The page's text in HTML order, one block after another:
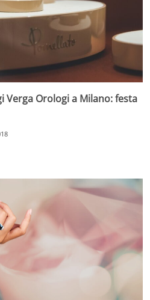
Verga Orologi a Milano: festa